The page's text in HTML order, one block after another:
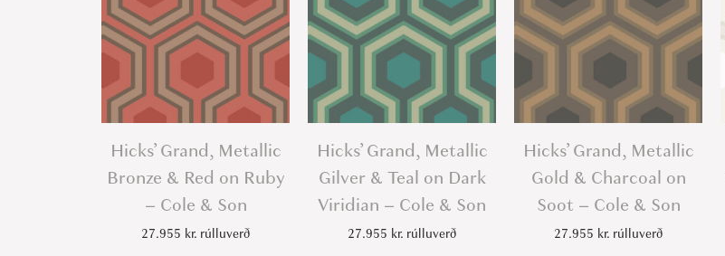
Hicks’ Grand, Metallic
Bronze & Red on Ruby
– Cole & Son
27.955 kr. rúlluverð
Hicks’ Grand, Metallic
Gilver & Teal on Dark
Viridian – Cole & Son
27.955 kr. rúlluverð
Hicks’ Grand, Metallic
Gold & Charcoal on
Soot – Cole & Son
27.955 kr. rúlluverð